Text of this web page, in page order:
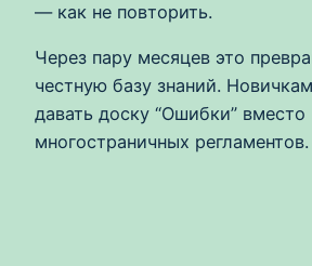
— как не повторить.
Через пару месяцев это
честную базу знаний.
давать доску “Ошибки” вместо
многостраничных регламентов.